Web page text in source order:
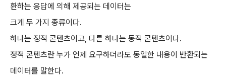
환하는 응답에 의해 제공되는 데이터는
크게 두 가지 종류이다.
하나는 정적 콘텐츠이고, 다른 하나는 동적 콘텐츠이다.
정적 콘텐츠란 누가 언제 요구하더라도 동일한 내용이 반환되는
데이터를 말한다.